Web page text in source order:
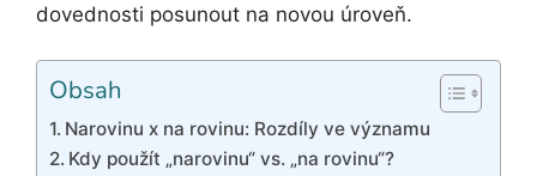
dovednosti posunout na novou úroveň.
Obsah
Narovinu x na rovinu: Rozdíly ve významu
Kdy použít „narovinu“ vs. „na rovinu“?